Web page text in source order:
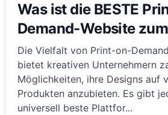
Was ist die BESTE
Demand-Website
Die Vielfalt von Print-on-
bietet kreativen Unternehmern
Möglichkeiten, ihre Designs auf
Produkten anzubieten. Es gibt
universell beste Plattfor...